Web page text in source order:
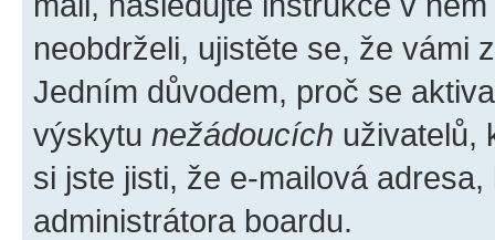
neobdrželi, ujistěte se, že vámi
Jedním důvodem, proč se
výskytu nežádoucích uživatelů,
si jste jisti, že e-mailová
administrátora boardu.